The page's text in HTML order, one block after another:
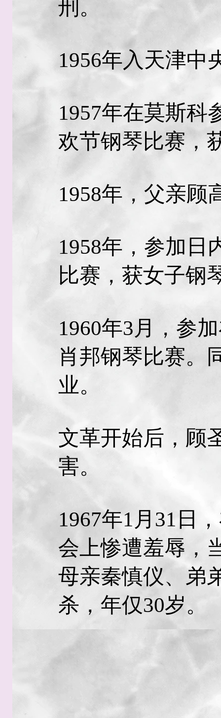
刑。
1956年入天津中
1957年在莫斯科
欢节钢琴比赛，
1958年，父亲顾
1958年，参加日
比赛，获女子钢
1960年3月，参
肖邦钢琴比赛。
业。
文革开始后，顾
害。
1967年1月31日
会上惨遭羞辱，
母亲秦慎仪、弟
杀，年仅30岁。